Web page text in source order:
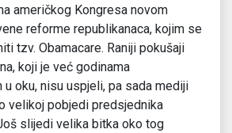
američkog Kongresa novom
reforme republikanaca, kojim se
tzv. Obamacare. Raniji pokušaji
koji je već godinama
u oku, nisu uspjeli, pa sada mediji
velikoj pobjedi predsjednika
slijedi velika bitka oko tog